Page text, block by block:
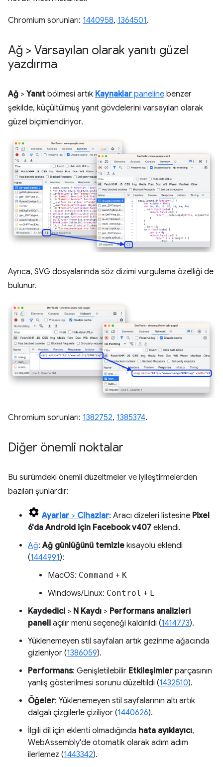
Chromium sorunları: 1440958, 1364501.
Ağ > Varsayılan olarak yanıtı güzel
yazdırma
Ağ > Yanıt bölmesi artık Kaynaklar paneline benzer
şekilde, küçültülmüş yanıt gövdelerini varsayılan olarak
güzel biçimlendiriyor.
Ayrıca, SVG dosyalarında söz dizimi vurgulama özelliği de
bulunur.
Chromium sorunları: 1382752, 1385374.
Diğer önemli noktalar
Bu sürümdeki önemli düzeltmeler ve iyileştirmelerden
bazıları şunlardır:
Ayarlar > Cihazlar: Aracı dizeleri listesine Pixel
6'da Android için Facebook v407 eklendi.
Ağ:Ağ günlüğünü temizle kısayolu eklendi
(1444991):
MacOS: Command + K
Windows/Linux: Control + L
Kaydedici > N Kaydı > Performans analizleri
paneli açılır menü seçeneği kaldırıldı (1414773).
Yüklenemeyen stil sayfaları artık gezinme ağacında
gizleniyor (1386059).
Performans: Genişletilebilir Etkileşimler parçasının
yanlış gösterilmesi sorunu düzeltildi (1432510).
Öğeler: Yüklenemeyen stil sayfalarının altı artık
dalgalı çizgilerle çiziliyor (1440626).
İlgili dil için eklenti olmadığında hata ayıklayıcı,
WebAssembly'de otomatik olarak adım adım
ilerlemez (1443342).